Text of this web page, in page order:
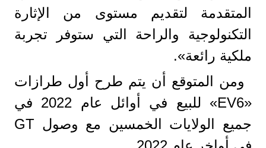
المتقدمة لتقديم مستوى من الإثارة
التكنولوجية والراحة التي ستوفر تجربة
ملكية رائعة».
ومن المتوقع أن يتم طرح أول طرازات
«EV6» للبيع في أوائل عام 2022 في
جميع الولايات الخمسين مع وصول GT